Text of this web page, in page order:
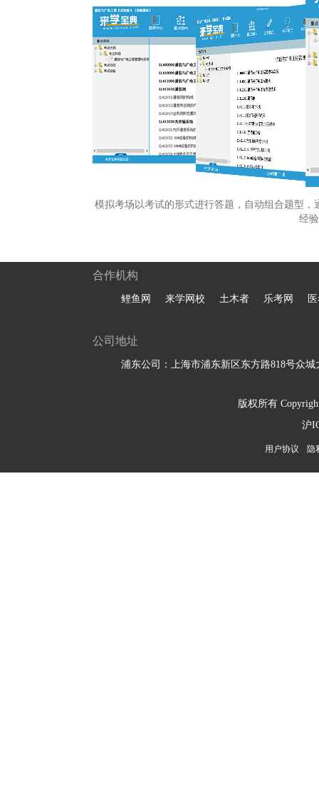
模拟考场以考试的形式进行答题，自动组合题型
经
合作机构
鲤鱼网 来学网校 土木者 乐考网
公司地址
浦东公司：上海市浦东新区东方路818号众城
版权所有
沪
用户协议 隐